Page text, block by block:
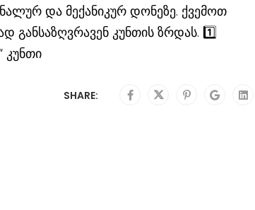
და მექანიკურ დონეზე. ქვემოთ
კუნთის ზრდას. 1️⃣
კუნთი
SHARE: